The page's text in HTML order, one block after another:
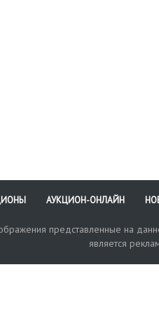
АУКЦИОН-ОНЛАЙН
представленные на
является